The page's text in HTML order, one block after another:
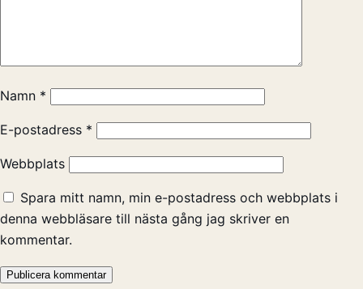
Namn *
E-postadress *
Webbplats
Spara mitt namn, min e-postadress och webbplats i
denna webbläsare till nästa gång jag skriver en
kommentar.